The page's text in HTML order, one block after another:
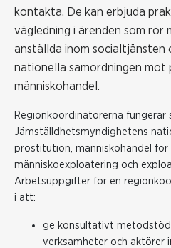
kontakta. De kan erbjuda
vägledning i ärenden som rör
anställda inom socialtjänsten
nationella samordningen
människohandel.
Regionkoordinatorerna fungerar
Jämställdhetsmyndighetens
prostitution, människohandel för
människoexploatering och
Arbetsuppgifter för en
i att:
ge konsultativt
verksamheter och aktörer